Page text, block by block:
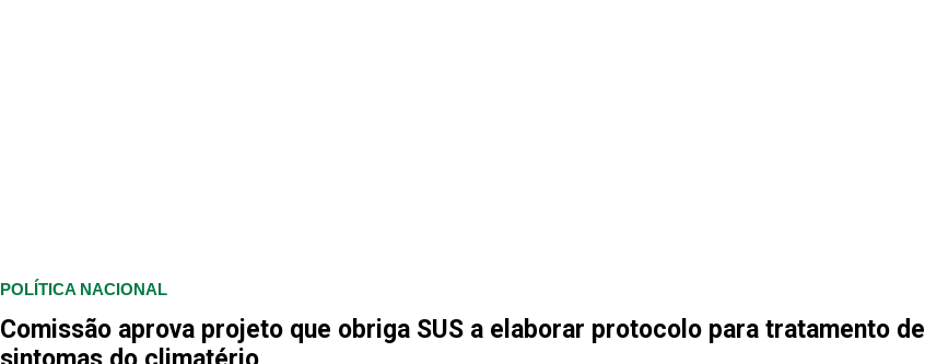
POLÍTICA NACIONAL
Comissão aprova projeto que obriga SUS a elaborar protocolo para tratamento de